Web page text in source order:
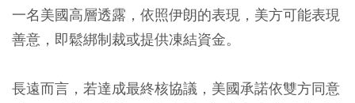
一名美國高層透露，依照伊朗的表現，美方可能表現
善意，即鬆綁制裁或提供凍結資金。
長遠而言，若達成最終核協議，美國承諾依雙方同意